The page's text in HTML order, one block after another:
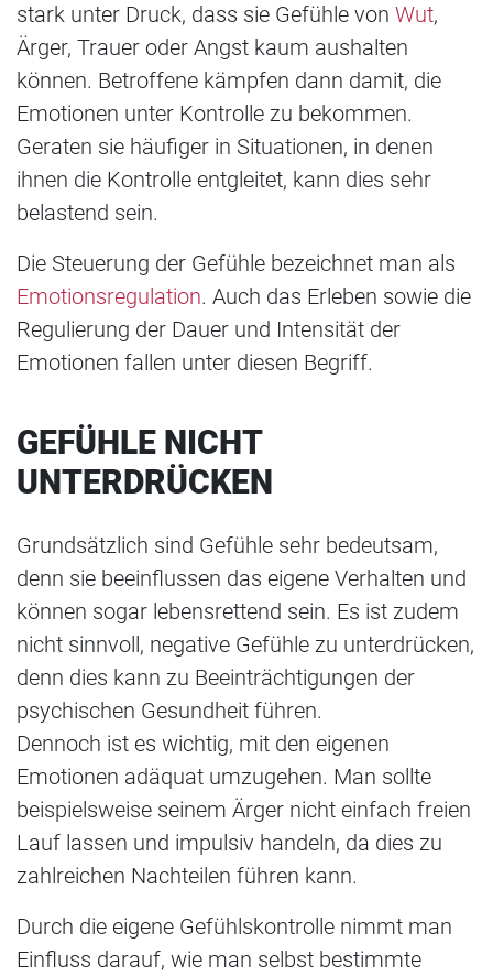
stark unter Druck, dass sie Gefühle von Wut,
Ärger, Trauer oder Angst kaum aushalten
können. Betroffene kämpfen dann damit, die
Emotionen unter Kontrolle zu bekommen.
Geraten sie häufiger in Situationen, in denen
ihnen die Kontrolle entgleitet, kann dies sehr
belastend sein.
Die Steuerung der Gefühle bezeichnet man als
Emotionsregulation. Auch das Erleben sowie die
Regulierung der Dauer und Intensität der
Emotionen fallen unter diesen Begriff.
GEFÜHLE NICHT
UNTERDRÜCKEN
Grundsätzlich sind Gefühle sehr bedeutsam,
denn sie beeinflussen das eigene Verhalten und
können sogar lebensrettend sein. Es ist zudem
nicht sinnvoll, negative Gefühle zu unterdrücken,
denn dies kann zu Beeinträchtigungen der
psychischen Gesundheit führen.
Dennoch ist es wichtig, mit den eigenen
Emotionen adäquat umzugehen. Man sollte
beispielsweise seinem Ärger nicht einfach freien
Lauf lassen und impulsiv handeln, da dies zu
zahlreichen Nachteilen führen kann.
Durch die eigene Gefühlskontrolle nimmt man
Einfluss darauf, wie man selbst bestimmte